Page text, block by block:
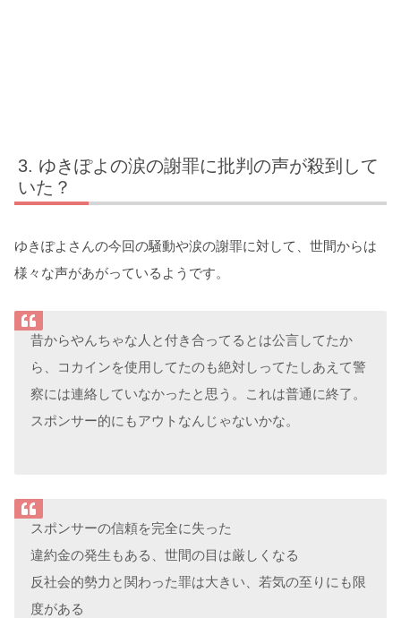
ゆきぽよの涙の謝罪に批判の声が殺到して
いた？
ゆきぽよさんの今回の騒動や涙の謝罪に対して、世間からは
様々な声があがっているようです。
昔からやんちゃな人と付き合ってるとは公言してたか
ら、コカインを使用してたのも絶対しってたしあえて警
察には連絡していなかったと思う。これは普通に終了。
スポンサー的にもアウトなんじゃないかな。
スポンサーの信頼を完全に失った
違約金の発生もある、世間の目は厳しくなる
反社会的勢力と関わった罪は大きい、若気の至りにも限
度がある